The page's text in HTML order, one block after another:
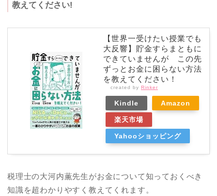
教えてください!
【世界一受けたい授業でも
大反響】貯金すらまともに
できていませんが この先
ずっとお金に困らない方法
を教えてください！
created by Rinker
Kindle Amazon
楽天市場
Yahooショッピング
税理士の大河内薫先生がお金について知っておくべき
知識を超わかりやすく教えてくれます。